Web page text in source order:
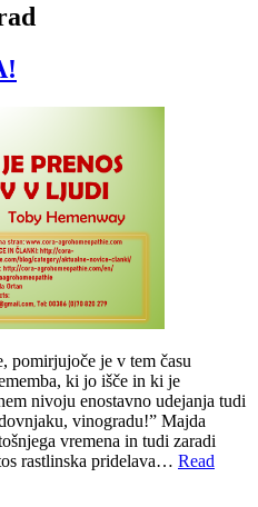
pomirjujoče je v tem času
ki jo išče in ki je
nivoju enostavno udejanja tudi
vinogradu!” Majda
vremena in tudi zaradi
rastlinska pridelava… Read